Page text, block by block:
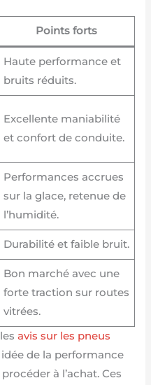
Points forts
Haute performance et
bruits réduits.
Excellente maniabilité
et confort de conduite.
Performances accrues
sur la glace, retenue de
l’humidité.
Durabilité et faible bruit.
Bon marché avec une
forte traction sur routes
vitrées.
lesavis sur les pneus
de la performance
à l’achat. Ces